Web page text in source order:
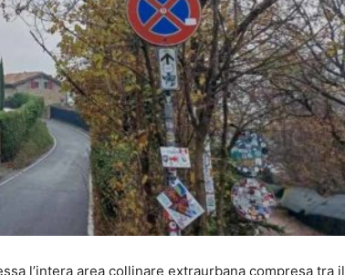
l’intera area collinare extraurbana compresa tra il